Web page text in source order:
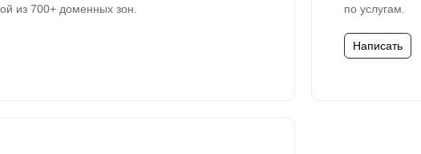
из 700+ доменных зон.
по услугам.
Написать